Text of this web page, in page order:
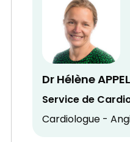
Dr Hélène
Service de
Cardiologue -